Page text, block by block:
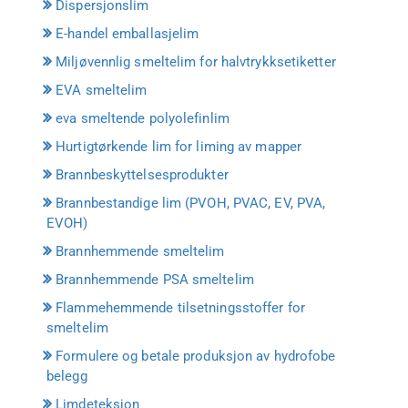
Dispersjonslim
E-handel emballasjelim
Miljøvennlig smeltelim for halvtrykksetiketter
EVA smeltelim
eva smeltende polyolefinlim
Hurtigtørkende lim for liming av mapper
Brannbeskyttelsesprodukter
Brannbestandige lim (PVOH, PVAC, EV, PVA,
EVOH)
Brannhemmende smeltelim
Brannhemmende PSA smeltelim
Flammehemmende tilsetningsstoffer for
smeltelim
Formulere og betale produksjon av hydrofobe
belegg
Limdeteksjon